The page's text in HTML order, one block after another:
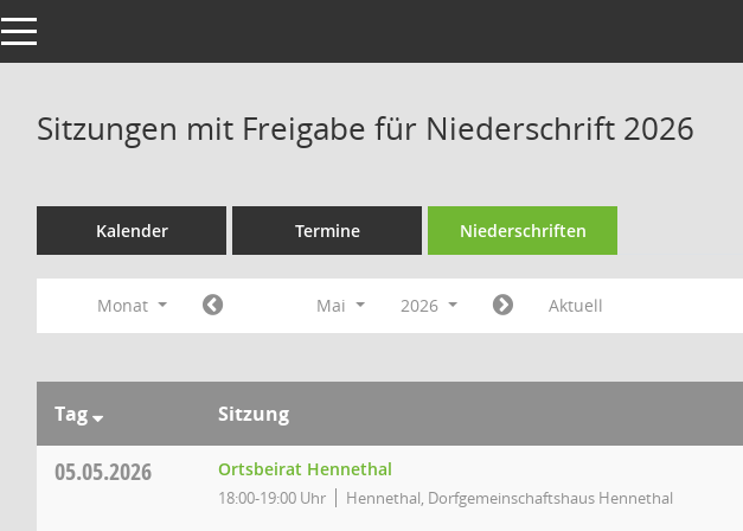
Toggle navigation
Sitzungen mit Freigabe für Niederschrift 2026
Kalender Termine Niederschriften
Monat Mai 2026 Aktuell
Tag Sitzung
05.05.2026 Ortsbeirat Hennethal
18:00-19:00 Uhr Hennethal, Dorfgemeinschaftshaus Hennethal